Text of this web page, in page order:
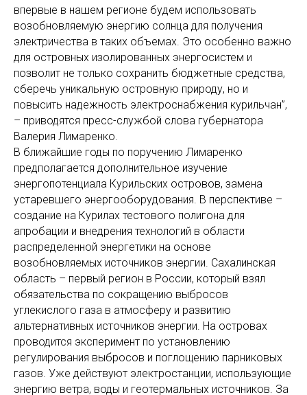
впервые в нашем регионе будем использовать
возобновляемую энергию солнца для получения
электричества в таких объемах. Это особенно важно
для островных изолированных энергосистем и
позволит не только сохранить бюджетные средства,
сберечь уникальную островную природу, но и
повысить надежность электроснабжения курильчан”,
– приводятся пресс-службой слова губернатора
Валерия Лимаренко.
В ближайшие годы по поручению Лимаренко
предполагается дополнительное изучение
энергопотенциала Курильских островов, замена
устаревшего энергооборудования. В перспективе –
создание на Курилах тестового полигона для
апробации и внедрения технологий в области
распределенной энергетики на основе
возобновляемых источников энергии. Сахалинская
область – первый регион в России, который взял
обязательства по сокращению выбросов
углекислого газа в атмосферу и развитию
альтернативных источников энергии. На островах
проводится эксперимент по установлению
регулирования выбросов и поглощению парниковых
газов. Уже действуют электростанции, использующие
энергию ветра, воды и геотермальных источников. За